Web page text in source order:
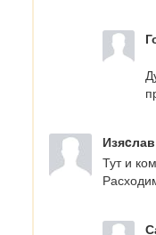
Изяcлав
Тут и